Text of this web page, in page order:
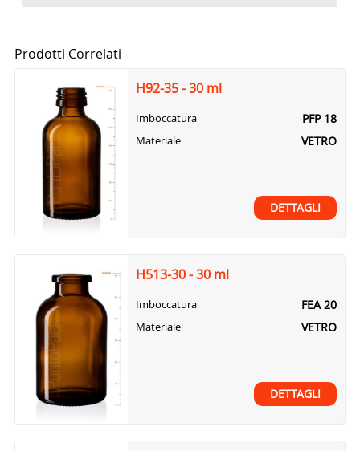
Prodotti Correlati
H92-35 - 30 ml
Imboccatura PFP 18
Materiale VETRO
DETTAGLI
H513-30 - 30 ml
Imboccatura FEA 20
Materiale VETRO
DETTAGLI